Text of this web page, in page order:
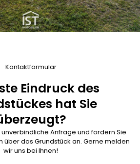
Kontaktformular
Eindruck des
hat Sie
Anfrage und fordern Sie
über das Grundstück an. Gerne melden
wir uns bei Ihnen!